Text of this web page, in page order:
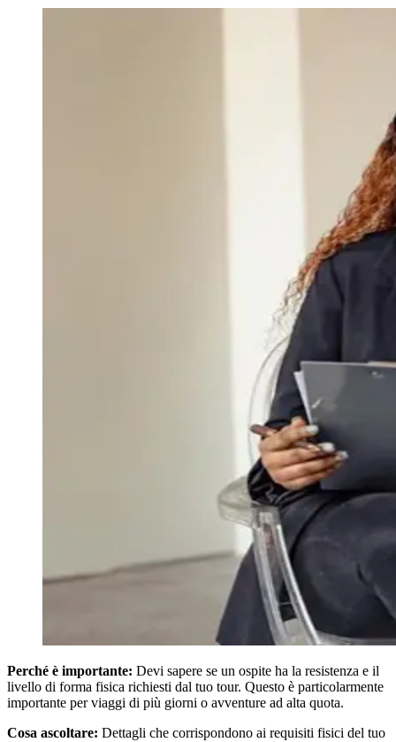
Perché è importante: Devi sapere se un ospite ha la resistenza e il
livello di forma fisica richiesti dal tuo tour. Questo è particolarmente
importante per viaggi di più giorni o avventure ad alta quota.
Cosa ascoltare: Dettagli che corrispondono ai requisiti fisici del tuo